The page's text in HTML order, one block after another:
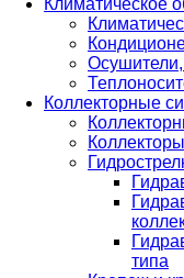
Климатическое
Осушители,
Коллекторные
Коллекторы
типа